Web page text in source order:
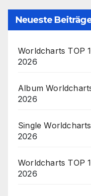
Neueste
Worldcharts TOP
2026
Album
2026
Single
2026
Worldcharts TOP
2026